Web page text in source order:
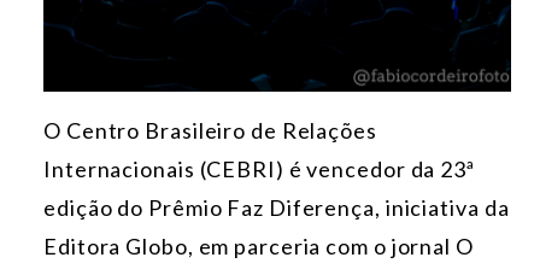
O Centro Brasileiro de Relações
Internacionais (CEBRI) é vencedor da 23ª
edição do Prêmio Faz Diferença, iniciativa da
Editora Globo, em parceria com o jornal O